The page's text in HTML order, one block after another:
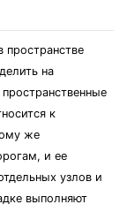
пространстве
на
к
же
и ее
узлов и
выполняют